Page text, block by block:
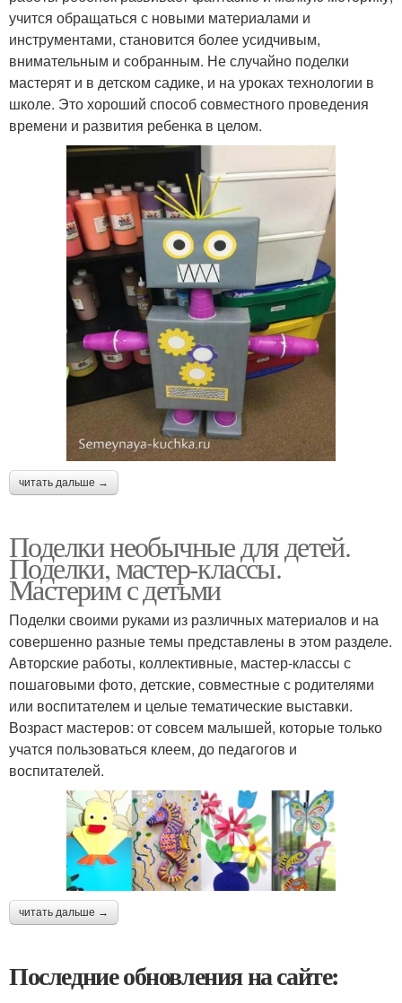
учится обращаться с новыми материалами и
инструментами, становится более усидчивым,
внимательным и собранным. Не случайно поделки
мастерят и в детском садике, и на уроках технологии в
школе. Это хороший способ совместного проведения
времени и развития ребенка в целом.
читать дальше →
Поделки необычные для детей.
Поделки, мастер-классы.
Мастерим с детьми
Поделки своими руками из различных материалов и на
совершенно разные темы представлены в этом разделе.
Авторские работы, коллективные, мастер-классы с
пошаговыми фото, детские, совместные с родителями
или воспитателем и целые тематические выставки.
Возраст мастеров: от совсем малышей, которые только
учатся пользоваться клеем, до педагогов и
воспитателей.
читать дальше →
Последние обновления на сайте: